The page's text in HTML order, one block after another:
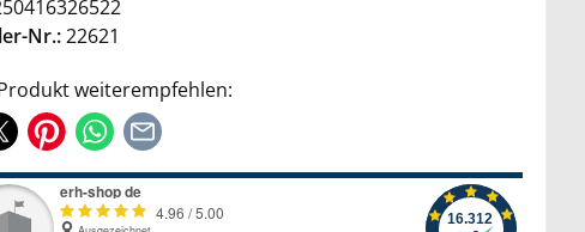
Nr.:22621
weiterempfehlen: